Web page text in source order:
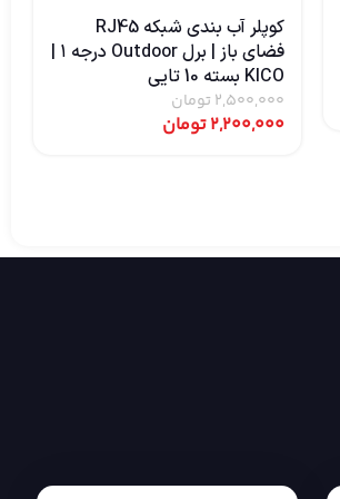
کوپلر آب‌ بندی شبکه RJ45
فضای باز | برل Outdoor درجه ۱ |
KICO بسته 10 تایی
2,500,000 تومان
2,200,000تومان